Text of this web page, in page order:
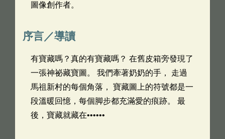
圖像創作者。
序言／導讀
有寶藏嗎？真的有寶藏嗎？ 在舊皮箱旁發現了
一張神祕藏寶圖。 我們牽著奶奶的手， 走過
馬祖新村的每個角落， 寶藏圖上的符號都是一
段溫暖回憶，每個脚步都充滿愛的痕跡。 最
後，寶藏就藏在••••••